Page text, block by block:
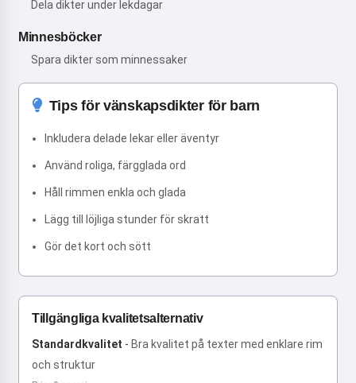
Dela dikter under lekdagar
Minnesböcker
Spara dikter som minnessaker
Tips för vänskapsdikter för barn
Inkludera delade lekar eller äventyr
Använd roliga, färgglada ord
Håll rimmen enkla och glada
Lägg till löjliga stunder för skratt
Gör det kort och sött
Tillgängliga kvalitetsalternativ
Standardkvalitet - Bra kvalitet på texter med enklare rim
och struktur